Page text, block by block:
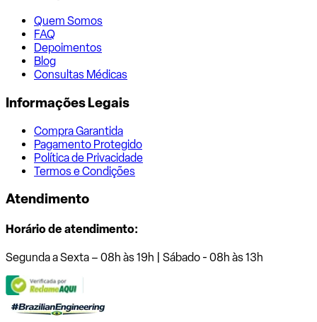
Quem Somos
FAQ
Depoimentos
Blog
Consultas Médicas
Informações Legais
Compra Garantida
Pagamento Protegido
Política de Privacidade
Termos e Condições
Atendimento
Horário de atendimento:
Segunda a Sexta – 08h às 19h | Sábado - 08h às 13h